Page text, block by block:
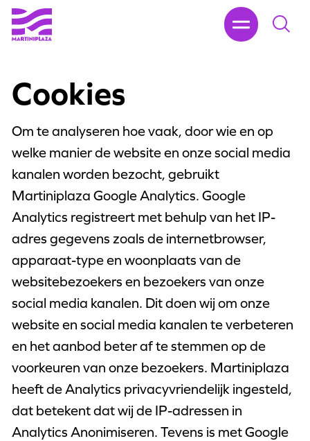
Cookies
Om te analyseren hoe vaak, door wie en op
welke manier de website en onze social media
kanalen worden bezocht, gebruikt
Martiniplaza Google Analytics. Google
Analytics registreert met behulp van het IP-
adres gegevens zoals de internetbrowser,
apparaat-type en woonplaats van de
websitebezoekers en bezoekers van onze
social media kanalen. Dit doen wij om onze
website en social media kanalen te verbeteren
en het aanbod beter af te stemmen op de
voorkeuren van onze bezoekers. Martiniplaza
heeft de Analytics privacyvriendelijk ingesteld,
dat betekent dat wij de IP-adressen in
Analytics Anonimiseren. Tevens is met Google